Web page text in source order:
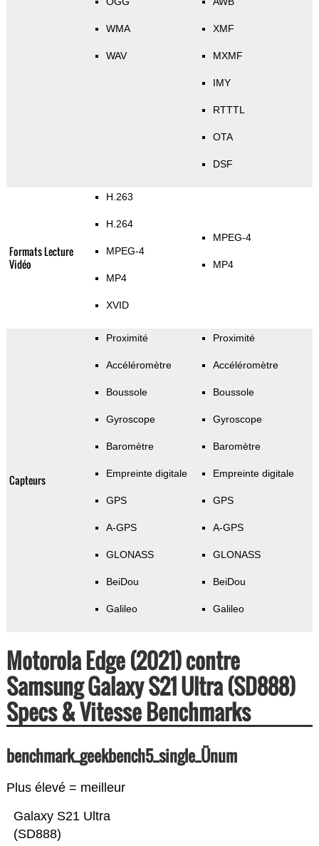
WMA
WAV
XMF
MXMF
IMY
RTTTL
OTA
DSF
Formats Lecture
Vidéo
H.263
H.264
MPEG-4
MP4
XVID
MPEG-4
MP4
Capteurs
Proximité
Accéléromètre
Boussole
Gyroscope
Baromètre
Empreinte digitale
GPS
A-GPS
GLONASS
BeiDou
Galileo
Proximité
Accéléromètre
Boussole
Gyroscope
Baromètre
Empreinte digitale
GPS
A-GPS
GLONASS
BeiDou
Galileo
Motorola Edge (2021) contre
Samsung Galaxy S21 Ultra (SD888)
Specs & Vitesse Benchmarks
benchmark_geekbench5_single_Ünum
Plus élevé = meilleur
Galaxy S21 Ultra
(SD888)